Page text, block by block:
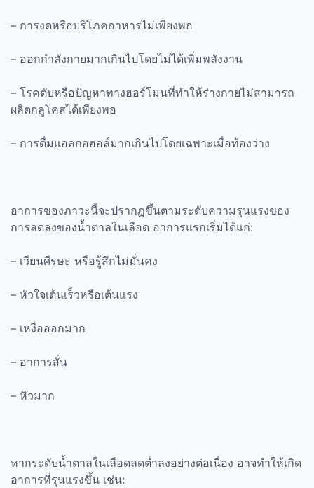
– การงดหรือบริโภคอาหารไม่เพียงพอ
– ออกกำลังกายมากเกินไปโดยไม่ได้เพิ่มพลังงาน
– โรคตับหรือปัญหาทางฮอร์โมนที่ทำให้ร่างกายไม่สามารถ
ผลิตกลูโคสได้เพียงพอ
– การดื่มแอลกอฮอล์มากเกินไปโดยเฉพาะเมื่อท้องว่าง
อาการของภาวะนี้จะปรากฏขึ้นตามระดับความรุนแรงของ
การลดลงของน้ำตาลในเลือด อาการแรกเริ่มได้แก่:
– เวียนศีรษะ หรือรู้สึกไม่มั่นคง
– หัวใจเต้นเร็วหรือเต้นแรง
– เหงื่อออกมาก
– อาการสั่น
– หิวมาก
หากระดับน้ำตาลในเลือดลดต่ำลงอย่างต่อเนื่อง อาจทำให้เกิด
อาการที่รุนแรงขึ้น เช่น: